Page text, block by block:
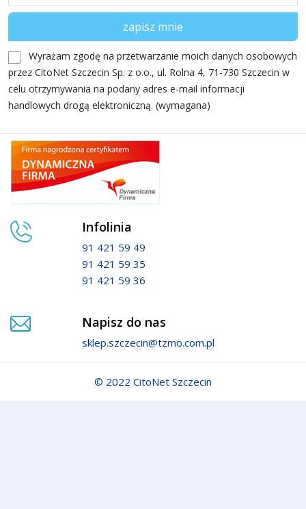
Wyrażam zgodę na przetwarzanie moich danych osobowych
przez CitoNet Szczecin Sp. z o.o., ul. Rolna 4, 71-730 Szczecin w
celu otrzymywania na podany adres e-mail informacji
handlowych drogą elektroniczną. (wymagana)
Infolinia
91 421 59 49
91 421 59 35
91 421 59 36
Napisz do nas
sklep.szczecin@tzmo.com.pl
© 2022 CitoNet Szczecin